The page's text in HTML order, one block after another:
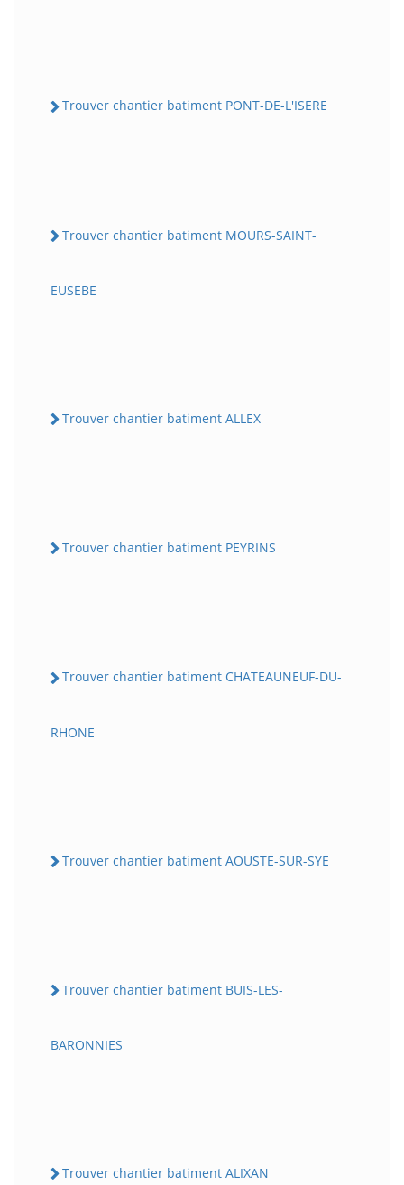
Trouver chantier batiment PONT-DE-L'ISERE
Trouver chantier batiment MOURS-SAINT-
EUSEBE
Trouver chantier batiment ALLEX
Trouver chantier batiment PEYRINS
Trouver chantier batiment CHATEAUNEUF-DU-
RHONE
Trouver chantier batiment AOUSTE-SUR-SYE
Trouver chantier batiment BUIS-LES-
BARONNIES
Trouver chantier batiment ALIXAN